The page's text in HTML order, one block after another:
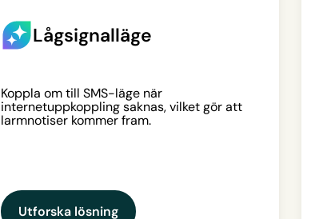
Lågsignalläge
Koppla om till SMS-läge när
internetuppkoppling saknas, vilket gör att
larmnotiser kommer fram.
Utforska lösning